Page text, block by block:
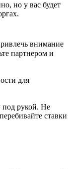
но у вас будет
внимание
партнером и
для
под рукой. Не
ставки